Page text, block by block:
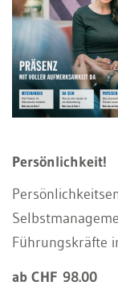
Persönlichkeit!
Führungskräfte
ab CHF 98.00